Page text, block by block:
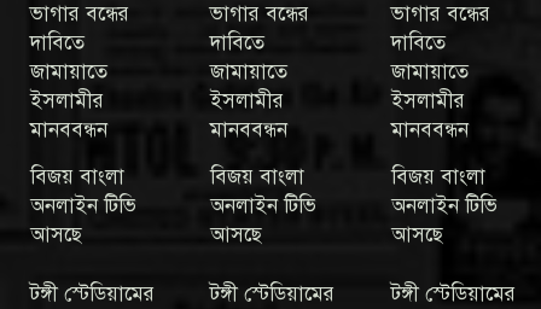
ভাগার বন্ধের
দাবিতে
জামায়াতে
ইসলামীর
মানববন্ধন
বিজয় বাংলা
অনলাইন টিভি
আসছে
ভাগার বন্ধের
দাবিতে
জামায়াতে
ইসলামীর
মানববন্ধন
বিজয় বাংলা
অনলাইন টিভি
আসছে
ভাগার বন্ধের
দাবিতে
জামায়াতে
ইসলামীর
মানববন্ধন
বিজয় বাংলা
অনলাইন টিভি
আসছে
টঙ্গী স্টেডিয়ামের
টঙ্গী স্টেডিয়ামের
টঙ্গী স্টেডিয়ামের